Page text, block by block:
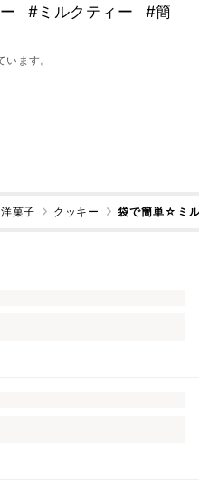
#ミルクティー
#簡
ます。
洋菓子 クッキー 袋で簡単☆ミ